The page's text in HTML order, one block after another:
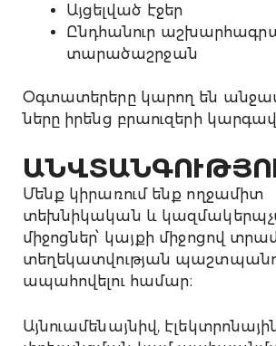
Այցելված էջեր
Ընդհանուր
տարածաշրջան
Օգտատերերը կարող են
ները իրենց բրաուզերի
Մենք կիրառում ենք ողջամիտ
տեխնիկական և
միջոցներ՝ կայքի միջոցով
տեղեկատվության
ապահովելու համար։
Այնուամենայնիվ,